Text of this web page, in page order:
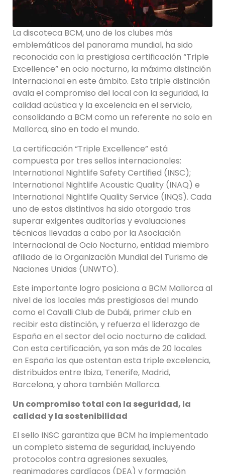
La discoteca BCM, uno de los clubes más
emblemáticos del panorama mundial, ha sido
reconocida con la prestigiosa certificación “Triple
Excellence” en ocio nocturno, la máxima distinción
internacional en este ámbito. Esta triple distinción
avala el compromiso del local con la seguridad, la
calidad acústica y la excelencia en el servicio,
consolidando a BCM como un referente no solo en
Mallorca, sino en todo el mundo.
La certificación “Triple Excellence” está
compuesta por tres sellos internacionales:
International Nightlife Safety Certified (INSC);
International Nightlife Acoustic Quality (INAQ) e
International Nightlife Quality Service (INQS). Cada
uno de estos distintivos ha sido otorgado tras
superar exigentes auditorías y evaluaciones
técnicas llevadas a cabo por la Asociación
Internacional de Ocio Nocturno, entidad miembro
afiliado de la Organización Mundial del Turismo de
Naciones Unidas (UNWTO).
Este importante logro posiciona a BCM Mallorca al
nivel de los locales más prestigiosos del mundo
como el Cavalli Club de Dubái, primer club en
recibir esta distinción, y refuerza el liderazgo de
España en el sector del ocio nocturno de calidad.
Con esta certificación, ya son más de 20 locales
en España los que ostentan esta triple excelencia,
distribuidos entre Ibiza, Tenerife, Madrid,
Barcelona, y ahora también Mallorca.
Un compromiso total con la seguridad, la
calidad y la sostenibilidad
El sello INSC garantiza que BCM ha implementado
un completo sistema de seguridad, incluyendo
protocolos contra agresiones sexuales,
reanimadores cardíacos (DEA) y formación